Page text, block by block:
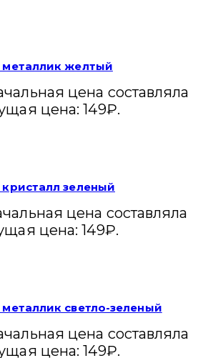
желтый
цена составляла
цена: 149₽.
зеленый
цена составляла
цена: 149₽.
светло-зеленый
цена составляла
цена: 149₽.